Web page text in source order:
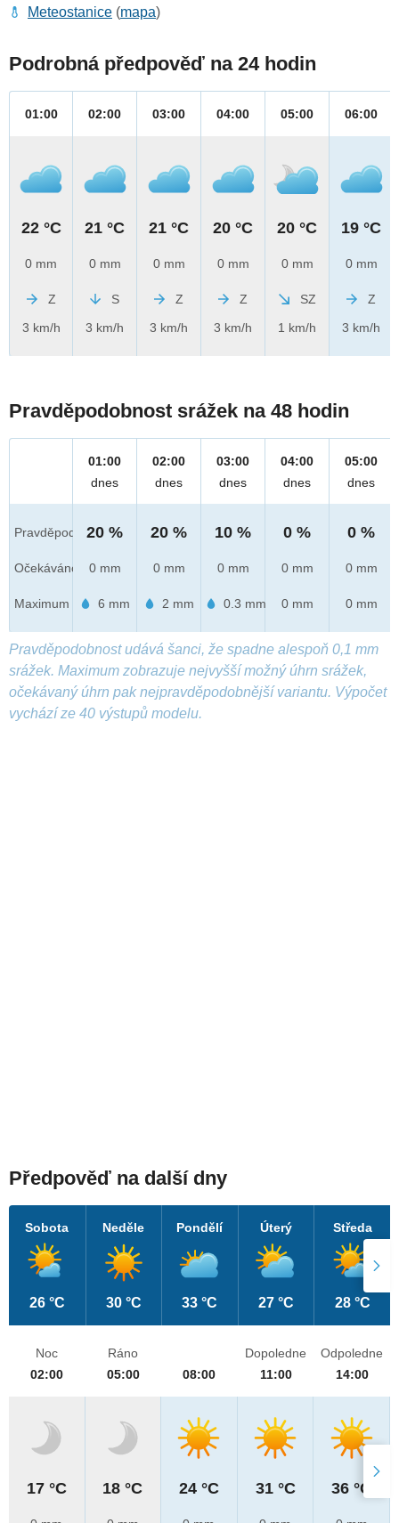
Meteostanice (mapa)
Podrobná předpověď na 24 hodin
01:00
22 °C
0 mm
Z
3 km/h
02:00
21 °C
0 mm
S
3 km/h
03:00
21 °C
0 mm
Z
3 km/h
04:00
20 °C
0 mm
Z
3 km/h
05:00
20 °C
0 mm
SZ
1 km/h
06:00
19 °C
0 mm
Z
3 km/h
Pravděpodobnost srážek na 48 hodin
Pravděpod.
Očekáváno
Maximum
01:00
dnes
20 %
0 mm
6 mm
02:00
dnes
20 %
0 mm
2 mm
03:00
dnes
10 %
0 mm
0.3 mm
04:00
dnes
0 %
0 mm
0 mm
05:00
dnes
0 %
0 mm
0 mm
Pravděpodobnost udává šanci, že spadne alespoň 0,1 mm
srážek. Maximum zobrazuje nejvyšší možný úhrn srážek,
očekávaný úhrn pak nejpravděpodobnější variantu. Výpočet
vychází ze 40 výstupů modelu.
Předpověď na další dny
Sobota
26 °C
Neděle
30 °C
Pondělí
33 °C
Úterý
27 °C
Středa
28 °C
Noc
02:00
17 °C
Ráno
05:00
18 °C
08:00
24 °C
Dopoledne
11:00
31 °C
Odpoledne
14:00
36 °C